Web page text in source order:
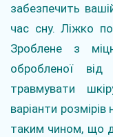
забезпечить
час сну. Ліжко
Зроблене з
обробленої
травмувати
варіанти
таким чином, що